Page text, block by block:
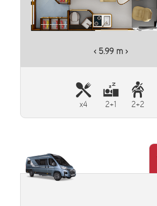
‹ 5.99 m ›
Plus d'informations
x4 2+1 2+2